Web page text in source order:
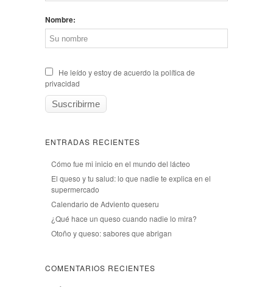
Nombre:
He leído y estoy de acuerdo la política de
privacidad
ENTRADAS RECIENTES
Cómo fue mi inicio en el mundo del lácteo
El queso y tu salud: lo que nadie te explica en el
supermercado
Calendario de Adviento queseru
¿Qué hace un queso cuando nadie lo mira?
Otoño y queso: sabores que abrigan
COMENTARIOS RECIENTES